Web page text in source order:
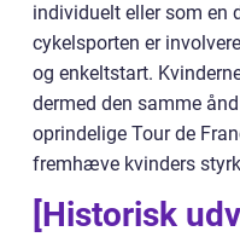
individuelt eller som en
cykelsporten er
og enkeltstart.
dermed den samme
oprindelige Tour de
fremhæve kvinders
[Historisk